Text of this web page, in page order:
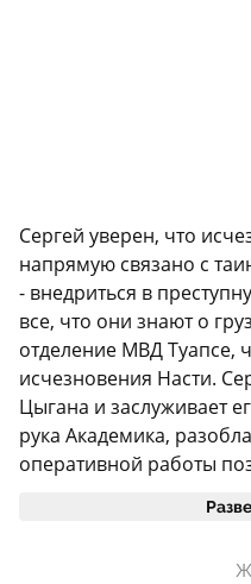
Сергей уверен, что
напрямую связано с
- внедриться в
все, что они знают о
отделение МВД Туапсе,
исчезновения Насти.
Цыгана и заслуживает
рука Академика,
оперативной работы